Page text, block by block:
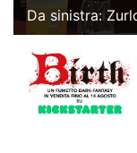
Da sinistra: